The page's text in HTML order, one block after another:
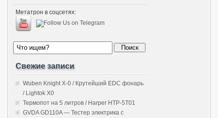
Метатрон в соцсетях:
Свежие записи
Wuben Knight X-0 / Крутейший EDC фонарь
/ Lightok X0
Термопот на 5 литров / Harper HTP-5T01
GVDA GD110A — Тестер электрика с